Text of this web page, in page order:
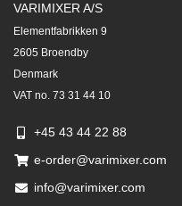
VARIMIXER A/S
Elementfabrikken 9
2605 Broendby
Denmark
VAT no. 73 31 44 10
+45 43 44 22 88
e-order@varimixer.com
info@varimixer.com